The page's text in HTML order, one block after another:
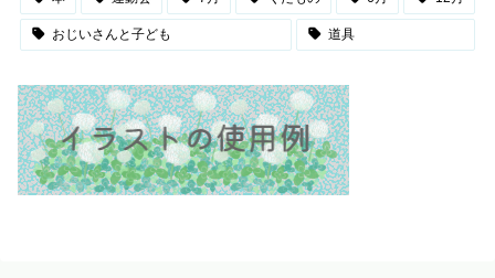
おじいさんと子ども 道具